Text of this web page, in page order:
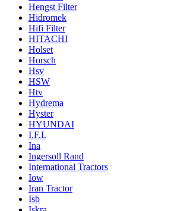
Hengst Filter
Hidromek
Hifi Filter
HITACHI
Holset
Horsch
Hsv
HSW
Htv
Hydrema
Hyster
HYUNDAI
I.F.I.
Ina
Ingersoll Rand
International Tractors
Iow
Iran Tractor
Isb